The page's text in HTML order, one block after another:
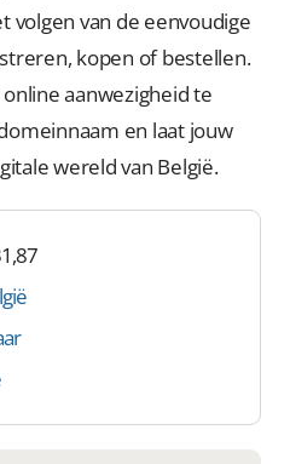
volgen van de eenvoudige
kopen of bestellen.
aanwezigheid te
en laat jouw
wereld van België.